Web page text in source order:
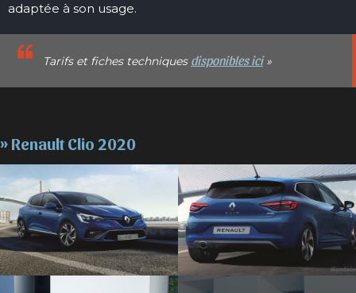
adaptée à son usage.
Tarifs et fiches techniques disponibles ici»
» Renault Clio 2020